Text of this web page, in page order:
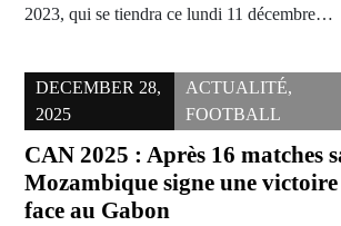
2023, qui se tiendra ce lundi 11 décembre…
DECEMBER 28,
2025
ACTUALITÉ,
FOOTBALL
CAN 2025 : Après 16 matches
Mozambique signe une
face au Gabon